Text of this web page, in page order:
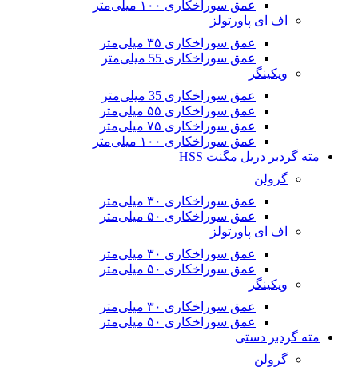
عمق سوراخکاری ۱۰۰ میلی‌متر
اف ای پاورتولز
عمق سوراخکاری ۳۵ میلی‌متر
عمق سوراخکاری 55 میلی‌متر
ویکینگر
عمق سوراخکاری 35 میلی‌متر
عمق سوراخکاری ۵۵ میلی‌متر
عمق سوراخکاری ۷۵ میلی‌متر
عمق سوراخکاری ۱۰۰ میلی‌متر
مته گردبر دریل مگنت HSS
گرولن
عمق سوراخکاری ۳۰ میلی‌متر
عمق سوراخکاری ۵۰ میلی‌متر
اف ای پاورتولز
عمق سوراخکاری ۳۰ میلی‌متر
عمق سوراخکاری ۵۰ میلی‌متر
ویکینگر
عمق سوراخکاری ۳۰ میلی‌متر
عمق سوراخکاری ۵۰ میلی‌متر
مته گردبر دستی
گرولن